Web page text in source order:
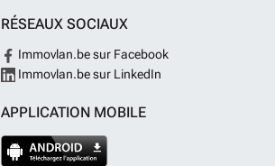
RÉSEAUX SOCIAUX
Immovlan.be sur Facebook
Immovlan.be sur LinkedIn
APPLICATION MOBILE